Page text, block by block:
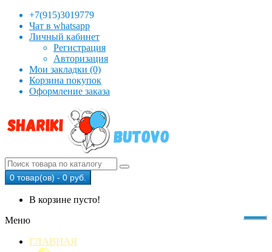
+7(915)3019779
Чат в whatsapp
Личный кабинет
Регистрация
Авторизация
Мои закладки (0)
Корзина покупок
Оформление заказа
0 товар(ов) - 0 руб.
В корзине пусто!
Меню
ГЛАВНАЯ